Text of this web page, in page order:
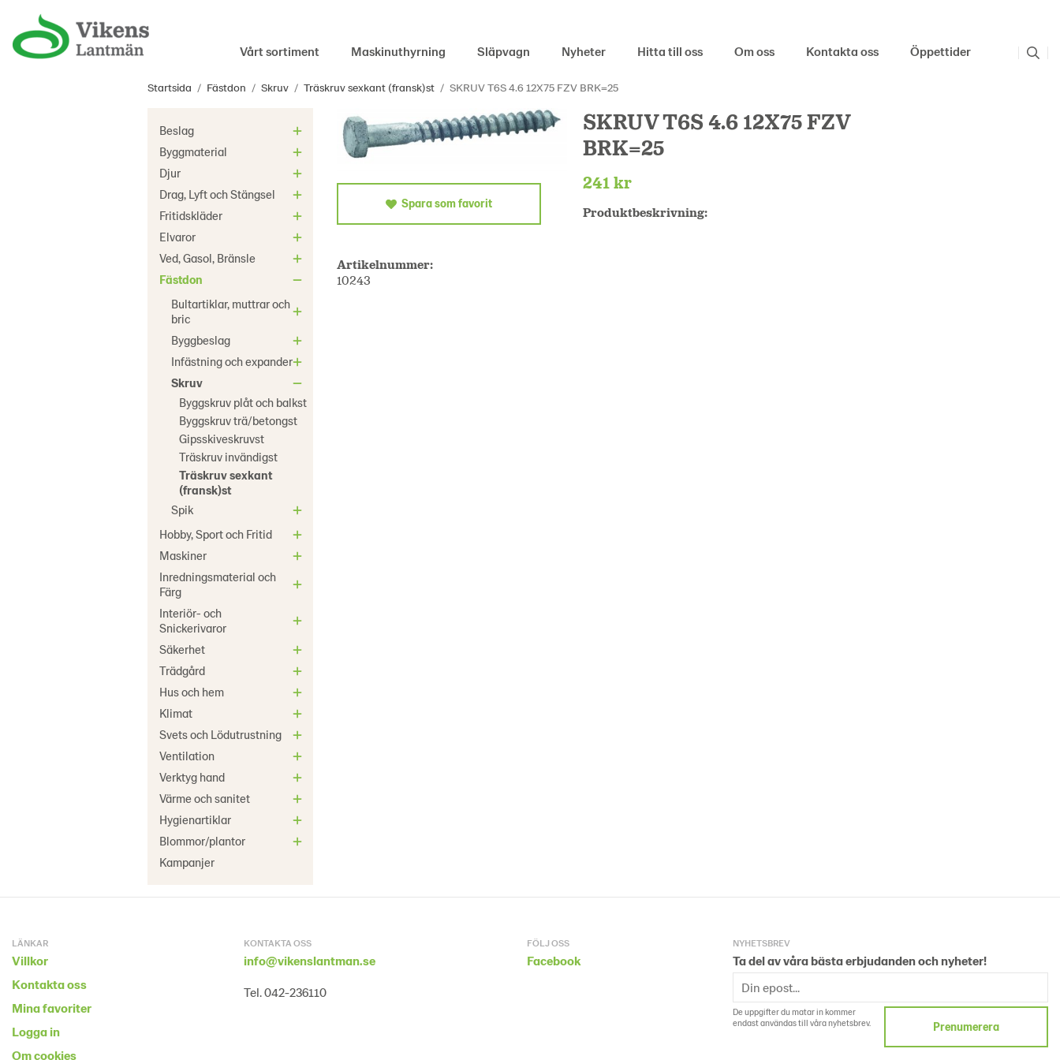
Vårt sortiment Maskinuthyrning Släpvagn Nyheter Hitta till oss Om oss Kontakta oss Öppettider
Startsida / Fästdon / Skruv / Träskruv sexkant (fransk)st / SKRUV T6S 4.6 12X75 FZV BRK=25
Beslag
Byggmaterial
Djur
Drag, Lyft och Stängsel
Fritidskläder
Elvaror
Ved, Gasol, Bränsle
Fästdon
Bultartiklar, muttrar och
bric
Byggbeslag
Infästning och expander
Skruv
Byggskruv plåt och balkst
Byggskruv trä/betongst
Gipsskiveskruvst
Träskruv invändigst
Träskruv sexkant
(fransk)st
Spik
Hobby, Sport och Fritid
Maskiner
Inredningsmaterial och
Färg
Interiör- och
Snickerivaror
Säkerhet
Trädgård
Hus och hem
Klimat
Svets och Lödutrustning
Ventilation
Verktyg hand
Värme och sanitet
Hygienartiklar
Blommor/plantor
Kampanjer
SKRUV T6S 4.6 12X75 FZV
BRK=25
241 kr
Produktbeskrivning:
Spara som favorit
Artikelnummer:
10243
LÄNKAR
Villkor
Kontakta oss
Mina favoriter
Logga in
Om cookies
KONTAKTA OSS
info@vikenslantman.se
Tel. 042-236110
FÖLJ OSS
Facebook
NYHETSBREV
Ta del av våra bästa erbjudanden och nyheter!
De uppgifter du matar in kommer
endast användas till våra nyhetsbrev.
Prenumerera